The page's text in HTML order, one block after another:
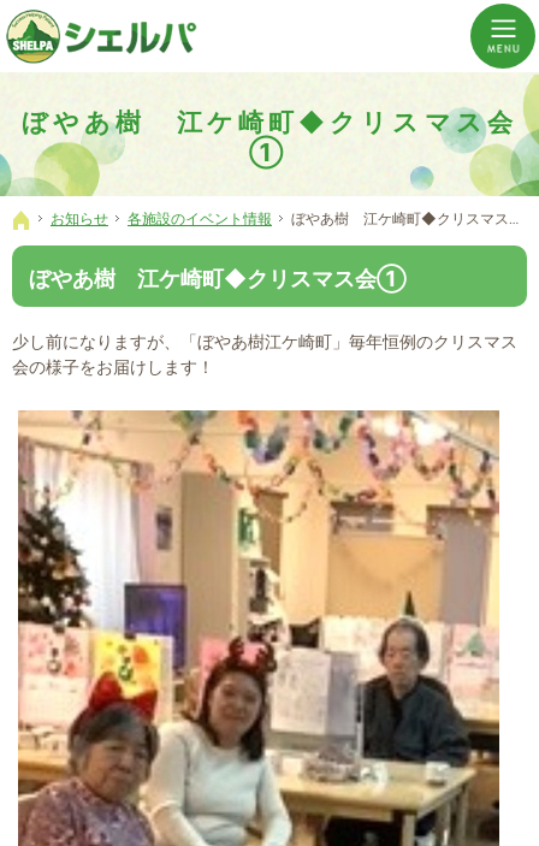
ぼやあ樹 江ケ崎町◆クリスマス会
①
介護の「通い・泊まり・訪問」から必要なものだけをご提供。介護のことならシェルパへ。
横浜市神奈川区 事業所数No,1の小規模多機能型居宅介護ぼやあ樹
ホーム
お知らせ 各施設のイベント情報 ぼやあ樹 江ケ崎町◆クリスマス会①
ぼやあ樹 江ケ崎町◆クリスマス会①
少し前になりますが、「ぼやあ樹江ケ崎町」毎年恒例のクリスマス
会の様子をお届けします！